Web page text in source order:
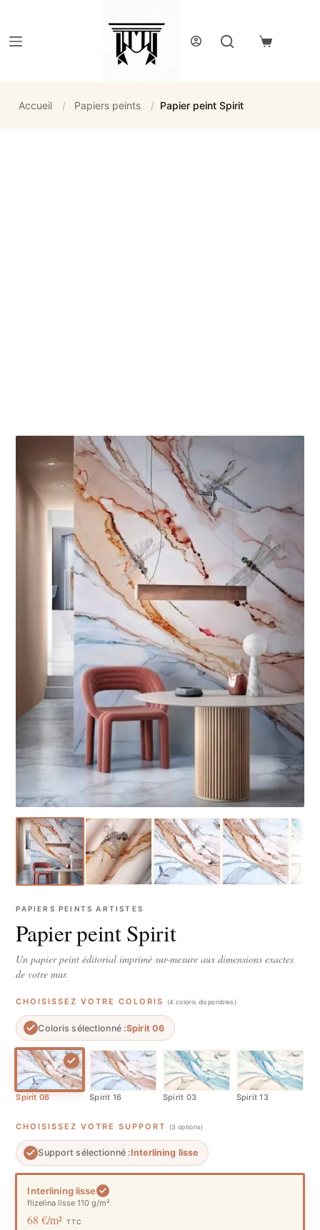
Panier
Accueil / Papiers peints / Papier peint Spirit
PAPIERS PEINTS ARTISTES
Papier peint Spirit
Un papier peint éditorial imprimé sur-mesure aux dimensions exactes
de votre mur.
CHOISISSEZ VOTRE COLORIS (4 coloris disponibles)
Coloris sélectionné :Spirit 06
Spirit 06 Spirit 16 Spirit 03 Spirit 13
CHOISISSEZ VOTRE SUPPORT (3 options)
Support sélectionné :Interlining lisse
Interlining lisse
flizelina lisse 110 g/m²
68 €/m² TTC